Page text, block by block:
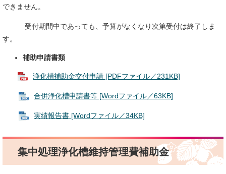
できません。
受付期間中であっても、予算がなくなり次第受付は終了しま
す。
補助申請書類
浄化槽補助金交付申請 [PDFファイル／231KB]
合併浄化槽申請書等 [Wordファイル／63KB]
実績報告書 [Wordファイル／34KB]
集中処理浄化槽維持管理費補助金